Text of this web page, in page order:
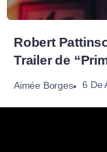
Robert
Trailer de
Aimée Borges 6 De